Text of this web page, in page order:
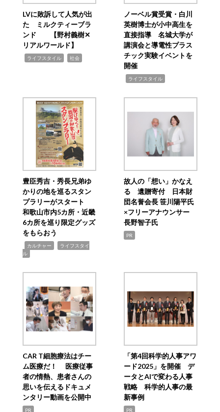
LVに敗訴して人気が出
た ミルクティーブラ
ンド 【野村義樹✕
リアルワールド】
ライフスタイル 社会
ノーベル賞受賞・白川
英樹博士が小中高生を
直接指導 名城大学が
講演会と導電性プラス
チック実験イベントを
開催
ライフスタイル
豊臣秀吉・秀長兄弟ゆ
かりの地を巡るスタン
プラリーがスタート
和歌山市内5カ所・近畿
6カ所を巡り限定グッズ
をもらおう
カルチャー
ライフスタイ
ル
故人の「想い」かなえ
る 遺贈寄付 日本財
団名誉会長 笹川陽平氏
×フリーアナウンサー
長野智子氏
PR
CAR T細胞療法はチー
ム医療だ！ 医療従事
者の情熱、患者さんの
思いを伝えるドキュメ
ンタリー動画を公開中
PR
「第4回科学的人事アワ
ード2025」を開催 デ
ータとAIで変わる人事
戦略 科学的人事の最
新事例
PR